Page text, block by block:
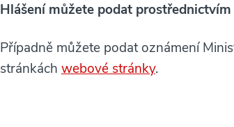
Hlášení můžete podat
Případně můžete podat oznámení
stránkách webové stránky.